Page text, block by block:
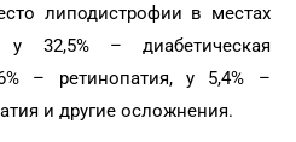
липодистрофии в местах
у 32,5% – диабетическая
– ретинопатия, у 5,4% –
и другие осложнения.